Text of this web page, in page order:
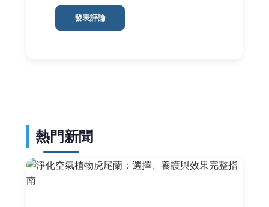
發表評論
熱門新聞